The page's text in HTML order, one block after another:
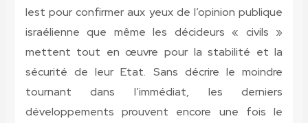
lest pour confirmer aux yeux de l’opinion publique
israélienne que même les décideurs « civils »
mettent tout en œuvre pour la stabilité et la
sécurité de leur Etat. Sans décrire le moindre
tournant dans l’immédiat, les derniers
développements prouvent encore une fois le